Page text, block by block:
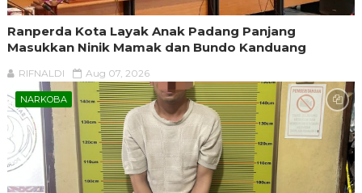
Ranperda Kota Layak Anak Padang Panjang
Masukkan Ninik Mamak dan Bundo Kanduang
RIFNALDI Aug 07, 2026
NARKOBA